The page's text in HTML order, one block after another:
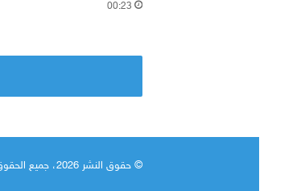
00:23
© حقوق النشر 2026، جميع الحقوق محفوظة |